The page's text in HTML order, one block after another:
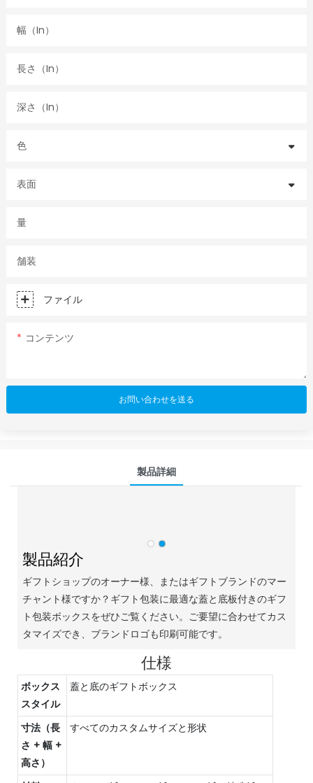
幅（in）
長さ（in）
深さ（in）
色
表面
量
舗装
ファイル
コンテンツ
お問い合わせを送る
製品詳細
製品紹介
ギフトショップのオーナー様、またはギフトブランドのマー
チャント様ですか？ギフト包装に最適な蓋と底板付きのギフ
ト包装ボックスをぜひご覧ください。ご要望に合わせてカス
タマイズでき、ブランドロゴも印刷可能です。
仕様
ボックス
スタイル
蓋と底のギフトボックス
寸法（長
さ + 幅 +
高さ）
すべてのカスタムサイズと形状